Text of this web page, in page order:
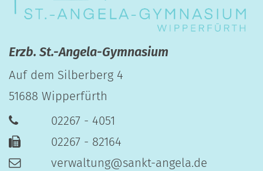
Erzb. St.-Angela-Gymnasium
Auf dem Silberberg 4
51688 Wipperfürth
02267 - 4051
02267 - 82164
verwaltung@sankt-angela.de